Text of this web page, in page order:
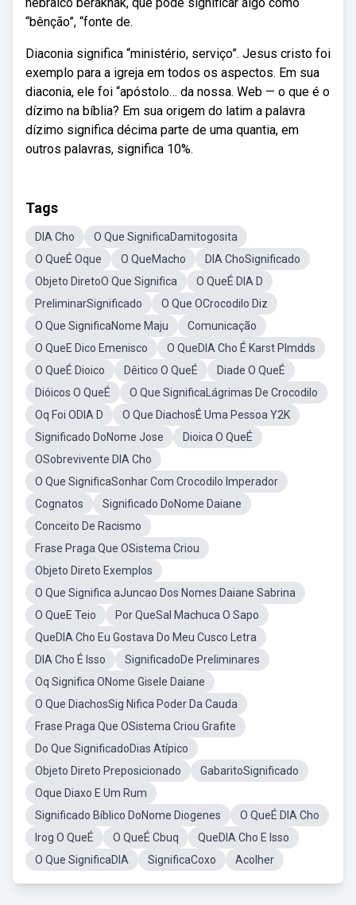
“bênção”, “fonte de.
Diaconia significa “ministério, serviço”. Jesus cristo foi
exemplo para a igreja em todos os aspectos. Em sua
diaconia, ele foi “apóstolo… da nossa. Web — o que é o
dízimo na bíblia? Em sua origem do latim a palavra
dízimo significa décima parte de uma quantia, em
outros palavras, significa 10%.
Tags
DIA Cho
O Que SignificaDamitogosita
O QueÉ Oque
O QueMacho
DIA ChoSignificado
Objeto DiretoO Que Significa
O QueÉ DIA D
PreliminarSignificado
O Que OCrocodilo Diz
O Que SignificaNome Maju
Comunicação
O QueE Dico Emenisco
O QueDIA Cho É Karst Plmdds
O QueÉ Dioico
Dêitico O QueÉ
Diade O QueÉ
Dióicos O QueÉ
O Que SignificaLágrimas De Crocodilo
Oq Foi ODIA D
O Que DiachosÉ Uma Pessoa Y2K
Significado DoNome Jose
Dioica O QueÉ
OSobrevivente DIA Cho
O Que SignificaSonhar Com Crocodilo Imperador
Cognatos
Significado DoNome Daiane
Conceito De Racismo
Frase Praga Que OSistema Criou
Objeto Direto Exemplos
O Que Significa aJuncao Dos Nomes Daiane Sabrina
O QueE Teio
Por QueSal Machuca O Sapo
QueDIA Cho Eu Gostava Do Meu Cusco Letra
DIA Cho É Isso
SignificadoDe Preliminares
Oq Significa ONome Gisele Daiane
O Que DiachosSig Nifica Poder Da Cauda
Frase Praga Que OSistema Criou Grafite
Do Que SignificadoDias Atípico
Objeto Direto Preposicionado
GabaritoSignificado
Oque Diaxo E Um Rum
Significado Bíblico DoNome Diogenes
O QueÉ DIA Cho
Irog O QueÉ
O QueÉ Cbuq
QueDIA Cho E Isso
O Que SignificaDIA
SignificaCoxo Acolher